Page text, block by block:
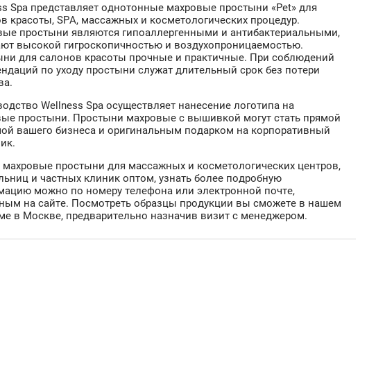
Spa представляет однотонные махровые простыни «Pet» для
красоты, SPA, массажных и косметологических процедур.
простыни являются гипоаллергенными и антибактериальными,
высокой гигроскопичностью и воздухопроницаемостью.
для салонов красоты прочные и практичные. При соблюдений
по уходу простыни служат длительный срок без потери
Wellness Spa осуществляет нанесение логотипа на
простыни. Простыни махровые с вышивкой могут стать прямой
вашего бизнеса и оригинальным подарком на корпоративный
махровые простыни для массажных и косметологических центров,
и частных клиник оптом, узнать более подробную
можно по номеру телефона или электронной почте,
на сайте. Посмотреть образцы продукции вы сможете в нашем
в Москве, предварительно назначив визит с менеджером.